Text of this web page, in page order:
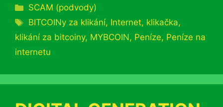
Rubriky
SCAM (podvody)
Štítky
BITCOINy za klikání, Internet, klikačka,
klikání za bitcoiny, MYBCOIN, Peníze, Peníze na
internetu